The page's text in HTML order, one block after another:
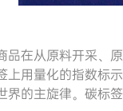
品在从原料开采、
上用量化的指数标
界的主旋律。碳标